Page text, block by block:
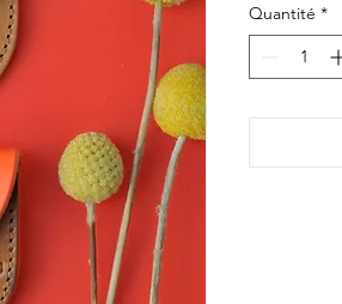
Quantité *